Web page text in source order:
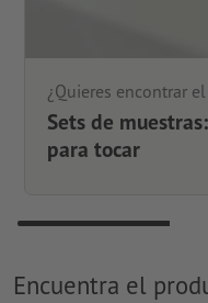
¿Quieres encontrar
Sets de
para tocar
Encuentra el